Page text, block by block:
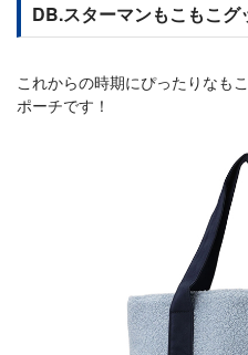
DB.スターマンもこもこグ
これからの時期にぴったりなも
ポーチです！